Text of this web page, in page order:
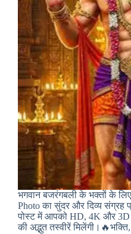
भगवान बजरंगबली के भक्तों के
Photo का सुंदर और दिव्य संग्रह
पोस्ट में आपको HD, 4K और 3D
की अद्भुत तस्वीरें